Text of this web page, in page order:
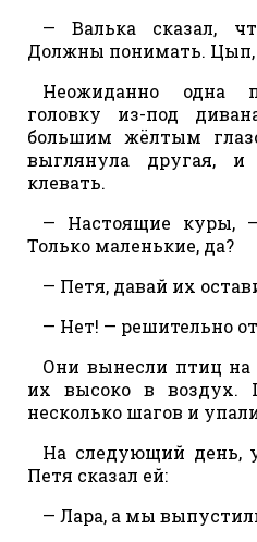
— Валька сказал,
Должны понимать.
Неожиданно одна
головку из-под
большим жёлтым
выглянула другая,
клевать.
— Настоящие куры,
Только маленькие, да?
— Петя, давай их
— Нет! — решительно
Они вынесли птиц на
их высоко в воздух.
несколько шагов и
На следующий день,
Петя сказал ей:
— Лара, а мы